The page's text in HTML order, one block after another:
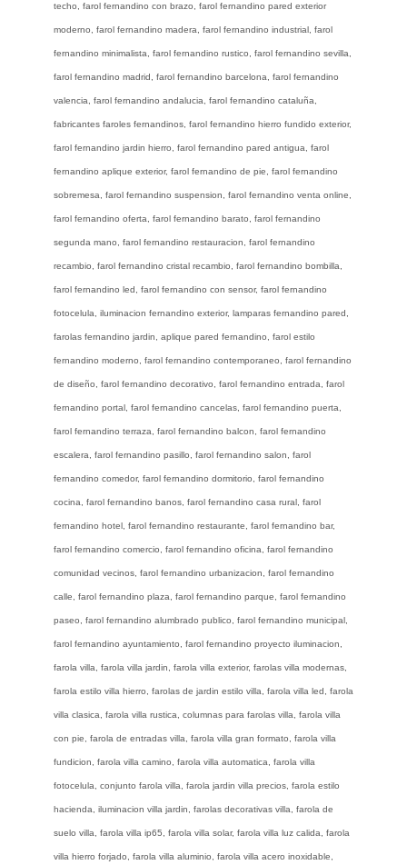
techo, farol fernandino con brazo, farol fernandino pared exterior
moderno, farol fernandino madera, farol fernandino industrial, farol
fernandino minimalista, farol fernandino rustico, farol fernandino sevilla,
farol fernandino madrid, farol fernandino barcelona, farol fernandino
valencia, farol fernandino andalucia, farol fernandino cataluña,
fabricantes faroles fernandinos, farol fernandino hierro fundido exterior,
farol fernandino jardin hierro, farol fernandino pared antigua, farol
fernandino aplique exterior, farol fernandino de pie, farol fernandino
sobremesa, farol fernandino suspension, farol fernandino venta online,
farol fernandino oferta, farol fernandino barato, farol fernandino
segunda mano, farol fernandino restauracion, farol fernandino
recambio, farol fernandino cristal recambio, farol fernandino bombilla,
farol fernandino led, farol fernandino con sensor, farol fernandino
fotocelula, iluminacion fernandino exterior, lamparas fernandino pared,
farolas fernandino jardin, aplique pared fernandino, farol estilo
fernandino moderno, farol fernandino contemporaneo, farol fernandino
de diseño, farol fernandino decorativo, farol fernandino entrada, farol
fernandino portal, farol fernandino cancelas, farol fernandino puerta,
farol fernandino terraza, farol fernandino balcon, farol fernandino
escalera, farol fernandino pasillo, farol fernandino salon, farol
fernandino comedor, farol fernandino dormitorio, farol fernandino
cocina, farol fernandino banos, farol fernandino casa rural, farol
fernandino hotel, farol fernandino restaurante, farol fernandino bar,
farol fernandino comercio, farol fernandino oficina, farol fernandino
comunidad vecinos, farol fernandino urbanizacion, farol fernandino
calle, farol fernandino plaza, farol fernandino parque, farol fernandino
paseo, farol fernandino alumbrado publico, farol fernandino municipal,
farol fernandino ayuntamiento, farol fernandino proyecto iluminacion,
farola villa, farola villa jardin, farola villa exterior, farolas villa modernas,
farola estilo villa hierro, farolas de jardin estilo villa, farola villa led, farola
villa clasica, farola villa rustica, columnas para farolas villa, farola villa
con pie, farola de entradas villa, farola villa gran formato, farola villa
fundicion, farola villa camino, farola villa automatica, farola villa
fotocelula, conjunto farola villa, farola jardin villa precios, farola estilo
hacienda, iluminacion villa jardin, farolas decorativas villa, farola de
suelo villa, farola villa ip65, farola villa solar, farola villa luz calida, farola
villa hierro forjado, farola villa aluminio, farola villa acero inoxidable,